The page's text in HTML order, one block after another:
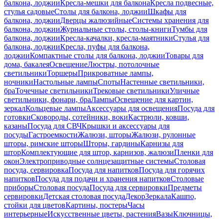
балкона, лоджииКресла-мешки для балконаКресла подвесные,
стулья садовыеСтолы для балкона, лоджииШкафы для
балкона, лоджииДверцы жалюзийныеСистемы хранения для
балкона, лоджииЖурнальные столы, столы-книгиТумбы для
балкона, лоджииКресла-качалки, кресла-маятникиСтулья для
балкона, лоджииКресла, пуфы для балкона,
лоджииКомпактные столы для балкона, лоджииТовары для
дома, бакалеяОсвещениеЛюстры, потолочные
светильникиТоршерыПрикроватные лампы,
ночникиНастольные лампыСпотыНастенные светильники,
браТочечные светильникиТрековые светильникиУличные
светильники, фонари, браЛампыОсвещение для картин,
зеркалКольцевые лампыАксессуары для освещенияПосуда для
готовкиСковороды, сотейники, вокиКастрюли, ковши,
казаныПосуда для СВЧКрышки и аксессуары для
посудыГастроемкостиЖалюзи, шторыЖалюзи, рулонные
шторы, римские шторыШторы, гардиныКарнизы для
шторКомплектующие для штор, карнизов, жалюзиПленки для
оконЭлектроприводные солнцезащитные системыСтоловая
посуда, сервировкаПосуда для напитковПосуда для горячих
напитковПосуда для подачи и хранения напитковСтоловые
приборыСтоловая посудаПосуда для сервировкиПредметы
сервировкиДетская столовая посудаДекорЗеркалаКашпо,
стойки для цветовКартины, постерыЧасы
интерьерныеИскусственные цветы, растенияВазыКлючницы,